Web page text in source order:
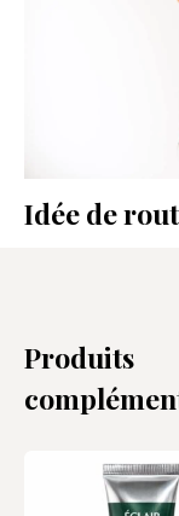
Idée de
Produits